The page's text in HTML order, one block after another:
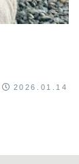
2026.01.14